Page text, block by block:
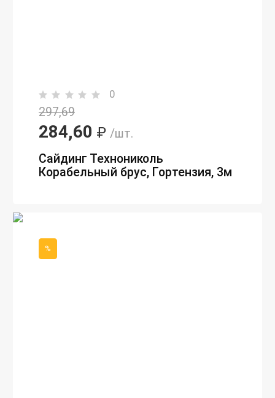
0
297,69
284,60 ₽ /шт.
Сайдинг Технониколь
Корабельный брус, Гортензия, 3м
%